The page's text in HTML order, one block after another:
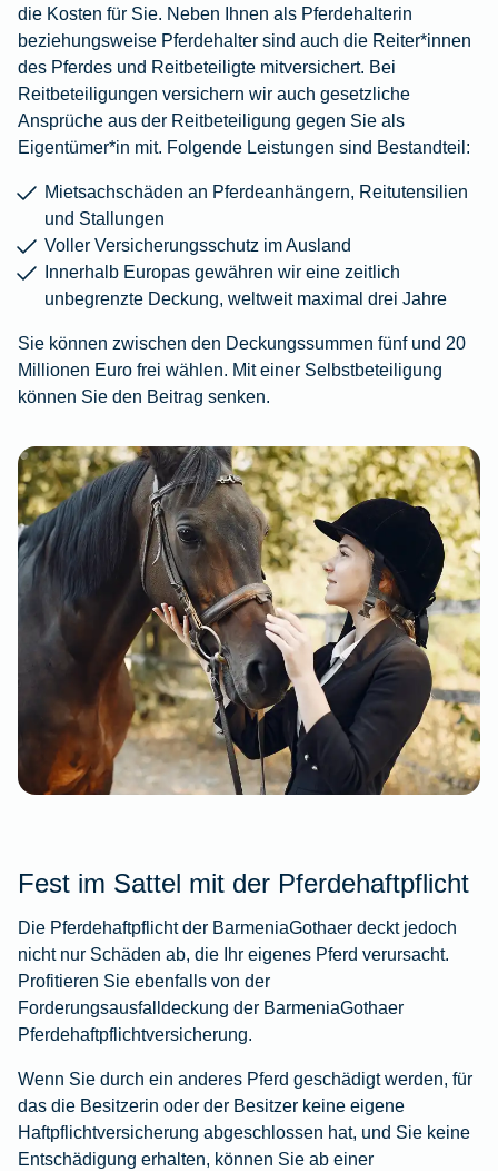
die Kosten für Sie. Neben Ihnen als Pferdehalterin
beziehungsweise Pferdehalter sind auch die Reiter*innen
des Pferdes und Reitbeteiligte mitversichert. Bei
Reitbeteiligungen versichern wir auch gesetzliche
Ansprüche aus der Reitbeteiligung gegen Sie als
Eigentümer*in mit. Folgende Leistungen sind Bestandteil:
Mietsachschäden an Pferdeanhängern, Reitutensilien
und Stallungen
Voller Versicherungsschutz im Ausland
Innerhalb Europas gewähren wir eine zeitlich
unbegrenzte Deckung, weltweit maximal drei Jahre
Sie können zwischen den Deckungssummen fünf und 20
Millionen Euro frei wählen. Mit einer Selbstbeteiligung
können Sie den Beitrag senken.
Fest im Sattel mit der Pferdehaftpflicht
Die Pferdehaftpflicht der BarmeniaGothaer deckt jedoch
nicht nur Schäden ab, die Ihr eigenes Pferd verursacht.
Profitieren Sie ebenfalls von der
Forderungsausfalldeckung der BarmeniaGothaer
Pferdehaftpflichtversicherung.
Wenn Sie durch ein anderes Pferd geschädigt werden, für
das die Besitzerin oder der Besitzer keine eigene
Haftpflichtversicherung abgeschlossen hat, und Sie keine
Entschädigung erhalten, können Sie ab einer